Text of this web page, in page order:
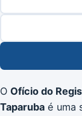
O Ofício do
Taparuba é uma